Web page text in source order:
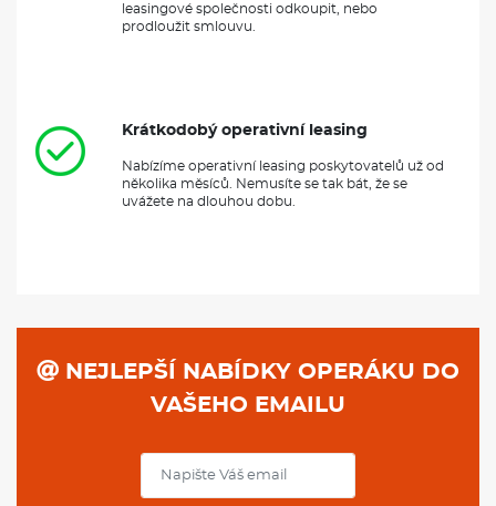
leasingové společnosti odkoupit, nebo
prodloužit smlouvu.
Krátkodobý operativní leasing
Nabízíme operativní leasing poskytovatelů už od
několika měsíců. Nemusíte se tak bát, že se
uvážete na dlouhou dobu.
NEJLEPŠÍ NABÍDKY OPERÁKU DO
VAŠEHO EMAILU